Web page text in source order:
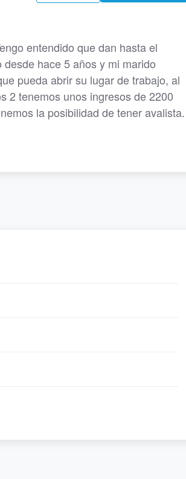
entendido que dan hasta el
hace 5 años y mi marido
pueda abrir su lugar de trabajo, al
2 tenemos unos ingresos de 2200
la posibilidad de tener avalista.